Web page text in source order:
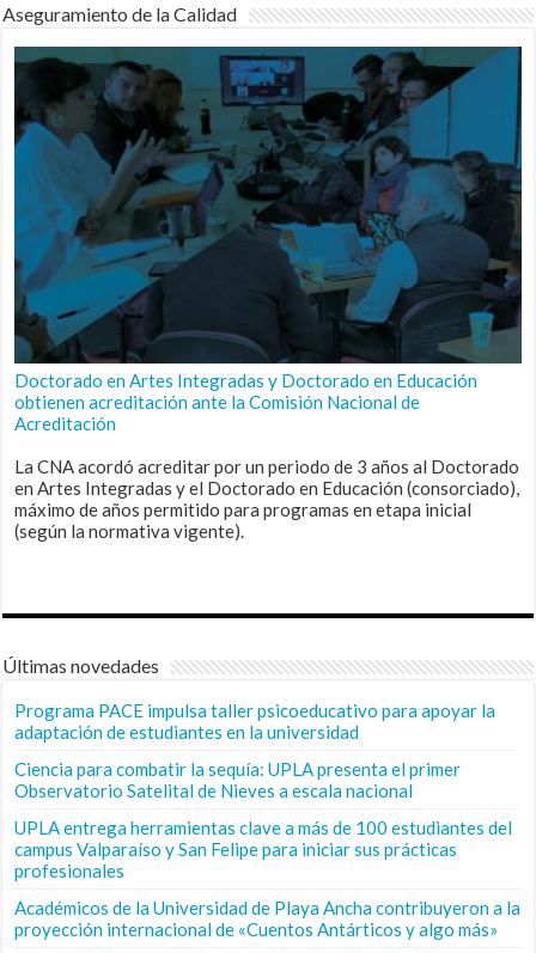
Aseguramiento de la Calidad
Doctorado en Artes Integradas y Doctorado en Educación
obtienen acreditación ante la Comisión Nacional de
Acreditación
La CNA acordó acreditar por un periodo de 3 años al Doctorado
en Artes Integradas y el Doctorado en Educación (consorciado),
máximo de años permitido para programas en etapa inicial
(según la normativa vigente).
Últimas novedades
Programa PACE impulsa taller psicoeducativo para apoyar la
adaptación de estudiantes en la universidad
Ciencia para combatir la sequía: UPLA presenta el primer
Observatorio Satelital de Nieves a escala nacional
UPLA entrega herramientas clave a más de 100 estudiantes del
campus Valparaíso y San Felipe para iniciar sus prácticas
profesionales
Académicos de la Universidad de Playa Ancha contribuyeron a la
proyección internacional de «Cuentos Antárticos y algo más»